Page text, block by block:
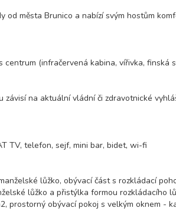
od města Brunico a nabízí svým hostům
(infračervená kabina, vířivka, finská
na aktuální vládní či zdravotnické
TV, telefon, sejf, mini bar, bidet, wi-fi
lůžko, obývací část s rozkládací
lůžko a přistýlka formou rozkládacího
prostorný obývací pokoj s velkým oknem -